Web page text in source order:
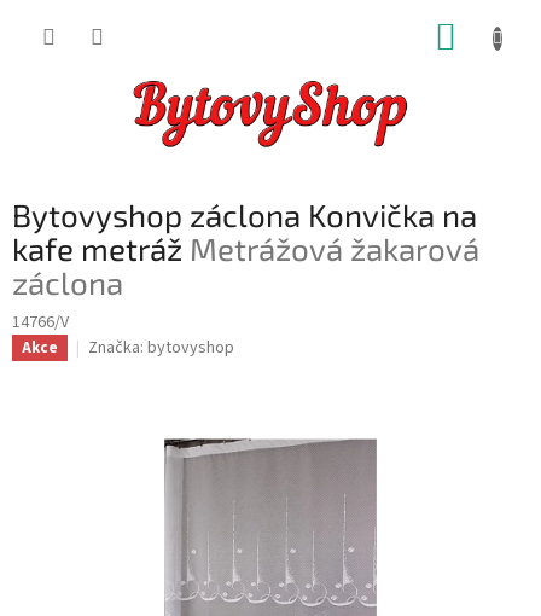
Bytovyshop záclona Konvička na
kafe metráž Metrážová žakarová
záclona
14766/V
Akce Značka: bytovyshop